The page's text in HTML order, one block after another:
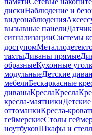
дискиНаблюдение и
видеонаблюдения
вызывные панели
сигнализацииСистемы
доступом
тахтыДиваны прямые
образныеКухонные
модульныеДетские
мебелиБескаркасные
диваныКреслаКресла
кресла-маятники
оттоманкиКресла-
геймерскиеСтолы
ноутбуковШкафы и